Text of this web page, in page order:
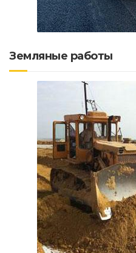
Земляные работы